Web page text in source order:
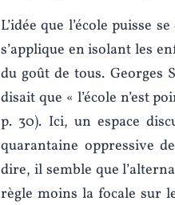
L’idée que l’école puisse
s’applique en isolant les
du goût de tous. Georges
disait que « l’école n’est
p. 30). Ici, un espace
quarantaine oppressive
dire, il semble que
règle moins la focale sur